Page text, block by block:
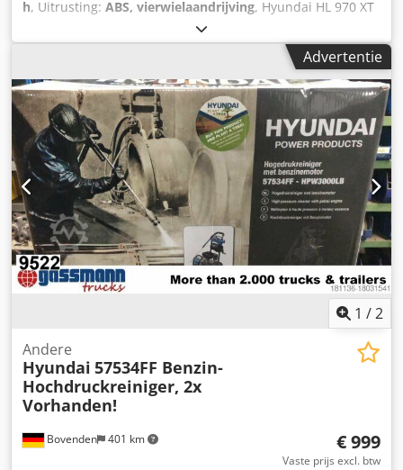
h, Uitrusting: ABS, vierwielaandrijving, Hyundai HL 970 XT
- Centrale smeerinstallatie - LED-werklampen -
Achteruitrijcamera - Joystickbesturing Dedev A Enyjpfx
Achteruitrijcamera - Spiegelverwarming Typefouten en
tussentijdse verkoop voorbehouden. Intern
voertuignummer: 10672. WhatsApp-ondersteuning
beschikbaar! Bij vragen over het voertuig of voor meer
informatie kunt u ons gerust via WhatsApp schrijven.
Advertentie
1 /2
Bovenden 401 km
Andere
Hyundai 57534FF Benzin-
Hochdruckreiniger, 2x
Vorhanden!
€ 999
Vaste prijs excl. btw